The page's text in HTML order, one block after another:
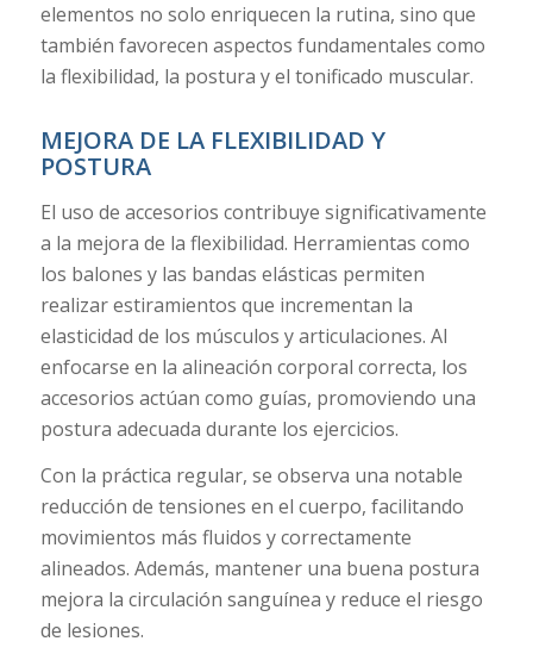
elementos no solo enriquecen la rutina, sino que
también favorecen aspectos fundamentales como
la flexibilidad, la postura y el tonificado muscular.
MEJORA DE LA FLEXIBILIDAD Y
POSTURA
El uso de accesorios contribuye significativamente
a la mejora de la flexibilidad. Herramientas como
los balones y las bandas elásticas permiten
realizar estiramientos que incrementan la
elasticidad de los músculos y articulaciones. Al
enfocarse en la alineación corporal correcta, los
accesorios actúan como guías, promoviendo una
postura adecuada durante los ejercicios.
Con la práctica regular, se observa una notable
reducción de tensiones en el cuerpo, facilitando
movimientos más fluidos y correctamente
alineados. Además, mantener una buena postura
mejora la circulación sanguínea y reduce el riesgo
de lesiones.